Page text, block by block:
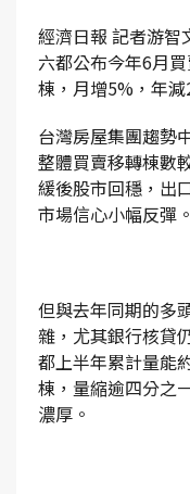
經濟日報 記者游智
六都公布今年6月
棟，月增5%，年減
台灣房屋集團趨勢
整體買賣移轉棟數
緩後股市回穩，出
市場信心小幅反彈。
但與去年同期的多
雜，尤其銀行核貸
都上半年累計量能
棟，量縮逾四分之
濃厚。